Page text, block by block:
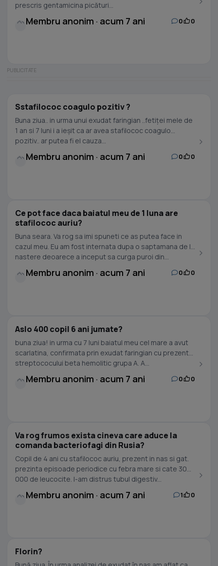
prescris gentamicina picături...
Membru anonim · acum 7 ani 0 0
Sstafilococ coagulo pozitiv ?
Buna ziua.. in urma unui exudat faringian ..fetiței mele de
1 an si 7 luni i a ieșit ca ar avea stafilococ coagulo
pozitiv.. ar putea fi el cauza...
Membru anonim · acum 7 ani 0 0
Ce pot face daca baiatul meu de 1 luna are
stafilococ auriu?
Buna seara. Va rog sa imi spuneti ce as putea face in
cazul meu. Eu am fost internata dupa o saptamana de la
nastere deoarece a inceput sa curga puroi din...
Membru anonim · acum 7 ani 0 0
Aslo 400 copil 6 ani jumate?
buna ziua! in urma cu 7 luni baiatul meu cel mare a avut
scarlatina, confirmata prin exudat faringian cu prezenta
streptococului beta hemolitic grupa A. A...
Membru anonim · acum 7 ani 0 0
Va rog frumos exista cineva care aduce la
comanda bacteriofagi din Rusia?
Copil de 4 ani cu stafilococ auriu, prezent in nas si gat.
prezinta episoade periodice cu febra mare si cate 30
000 de leucocite. I-am distrus tubul digestiv...
Membru anonim · acum 7 ani 1 0
Florin?